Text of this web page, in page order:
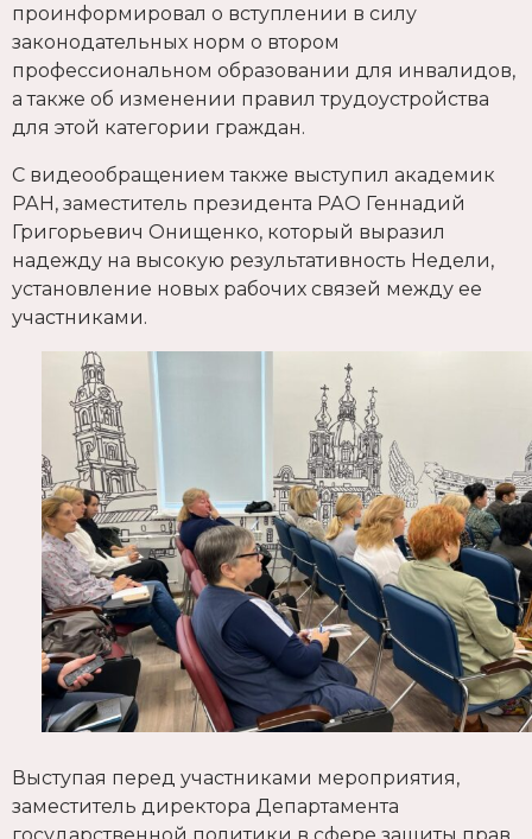
проинформировал о вступлении в силу
законодательных норм о втором
профессиональном образовании для инвалидов,
а также об изменении правил трудоустройства
для этой категории граждан.
С видеообращением также выступил академик
РАН, заместитель президента РАО Геннадий
Григорьевич Онищенко, который выразил
надежду на высокую результативность Недели,
установление новых рабочих связей между ее
участниками.
Выступая перед участниками мероприятия,
заместитель директора Департамента